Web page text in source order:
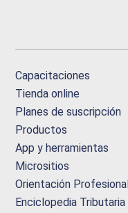
Capacitaciones
Tienda online
Planes de suscripción
Productos
App y herramientas
Micrositios
Orientación Profesional
Enciclopedia Tributaria